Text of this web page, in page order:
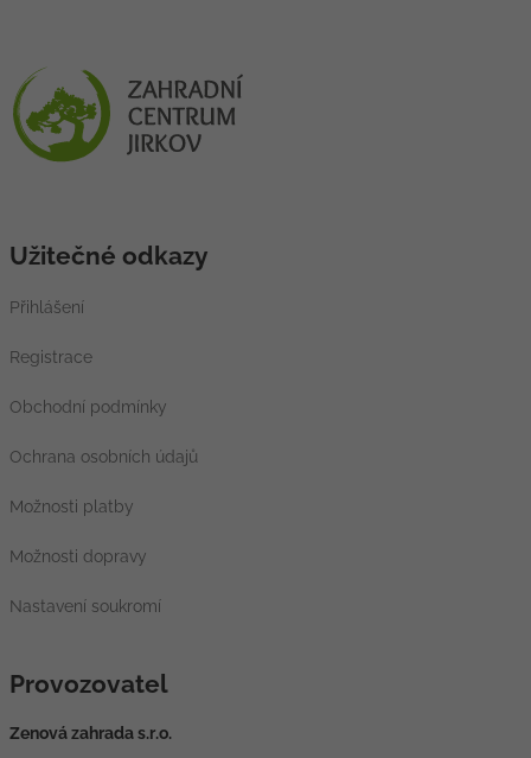
Užitečné odkazy
Přihlášení
Registrace
Obchodní podmínky
Ochrana osobních údajů
Možnosti platby
Možnosti dopravy
Nastavení soukromí
Provozovatel
Zenová zahrada s.r.o.